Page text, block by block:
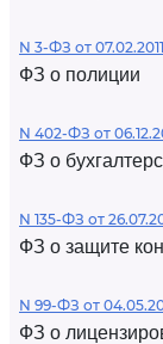
N 3-ФЗ от 07.02.2011
ФЗ о полиции
N 402-ФЗ от
ФЗ о
N 135-ФЗ от
ФЗ о защите
N 99-ФЗ от
ФЗ о